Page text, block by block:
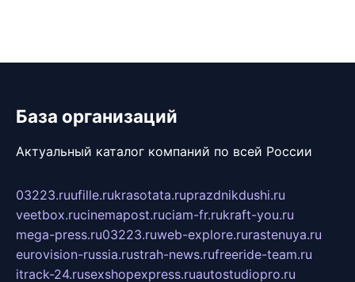
База организаций
Актуальный каталог компаний по всей России
03223.ruufille.rukrasotata.ruprazdnikdushi.ru
veetbox.rucinemapost.ruciam-fr.rukraft-you.ru
mega-press.ru03223.ruweb-explore.rurastenuya.ru
eurovision-russia.rustrah-news.rufreeride-team.ru
itrack-24.rusexshopexpress.ruautostudiopro.ru